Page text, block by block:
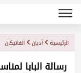
الرئيسية أديان الفاتيكان
رسالة البابا